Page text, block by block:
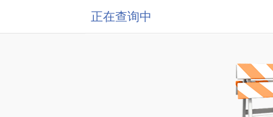
正在查询中